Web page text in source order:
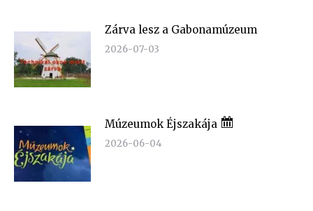
Zárva lesz a Gabonamúzeum
2026-07-03
Múzeumok Éjszakája
2026-06-04